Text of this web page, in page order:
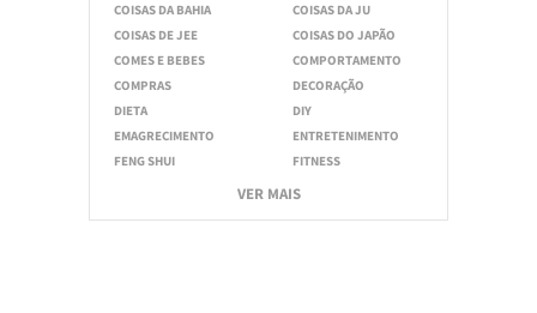
COISAS DA BAHIA
COISAS DA JU
COISAS DE JEE
COISAS DO JAPÃO
COMES E BEBES
COMPORTAMENTO
COMPRAS
DECORAÇÃO
DIETA
DIY
EMAGRECIMENTO
ENTRETENIMENTO
FENG SHUI
FITNESS
VER MAIS